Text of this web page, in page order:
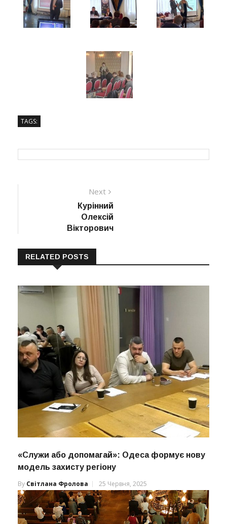
TAGS:
Next
Курінний
Олексій
Вікторович
RELATED POSTS
«Служи або допомагай»: Одеса формує нову
модель захисту регіону
By Світлана Фролова 25 Червня, 2025